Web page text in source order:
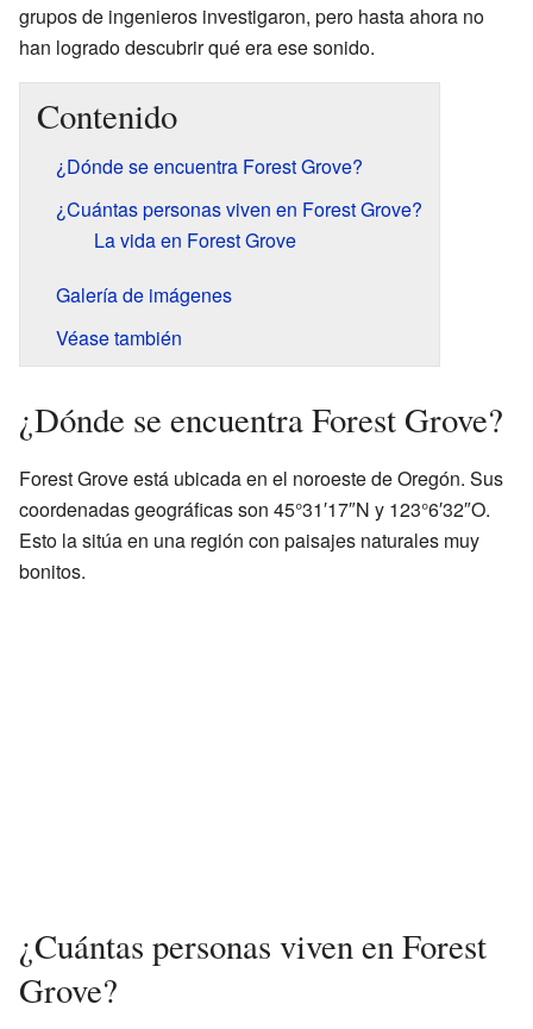
grupos de ingenieros investigaron, pero hasta ahora no
han logrado descubrir qué era ese sonido.
Contenido
¿Dónde se encuentra Forest Grove?
¿Cuántas personas viven en Forest Grove?
La vida en Forest Grove
Galería de imágenes
Véase también
¿Dónde se encuentra Forest Grove?
Forest Grove está ubicada en el noroeste de Oregón. Sus
coordenadas geográficas son 45°31′17″N y 123°6′32″O.
Esto la sitúa en una región con paisajes naturales muy
bonitos.
¿Cuántas personas viven en Forest
Grove?